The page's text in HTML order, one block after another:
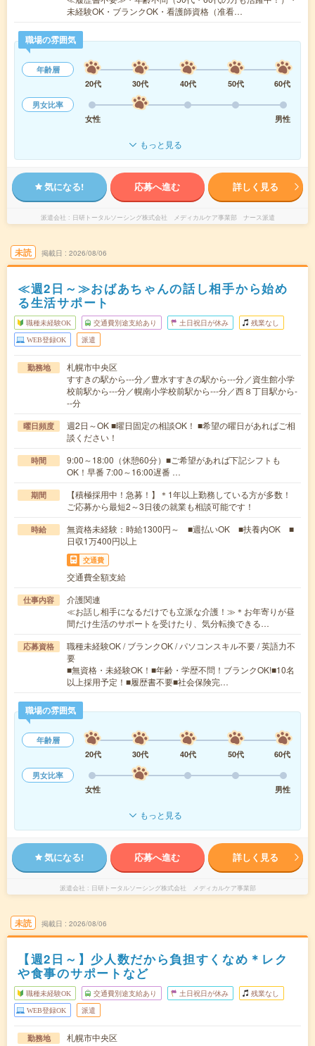
未経験OK・ブランクOK・看護師資格（准看…
職場の雰囲気
年齢層
20代
30代 40代 50代
60代
男女比率
女性
男性
もっと見る
気になる! 応募へ進む 詳しく見る
派遣会社 日研トータルソーシング株式会社 メディカルケア事業部 ナース派遣
未読 掲載日 2026/08/06
≪週2日～≫おばあちゃんの話し相手から始め
る生活サポート
職種未経験OK 交通費別途支給あり 土日祝日が休み 残業なし
WEB登録OK 派遣
勤務地
札幌市中央区
すすきの駅から---分／豊水すすきの駅から---分／資生館小学
校前駅から---分／幌南小学校前駅から---分／西８丁目駅から-
--分
曜日頻度
週2日～OK ■曜日固定の相談OK！ ■希望の曜日があればご相
談ください！
時間
9:00～18:00（休憩60分）■ご希望があれば下記シフトも
OK！早番 7:00～16:00遅番 …
期間
【積極採用中！急募！】＊1年以上勤務している方が多数！
ご応募から最短2～3日後の就業も相談可能です！
時給
無資格未経験：時給1300円～ ■週払いOK ■扶養内OK ■
日収1万400円以上
交通費
交通費全額支給
仕事内容
介護関連
≪お話し相手になるだけでも立派な介護！≫＊お年寄りが昼
間だけ生活のサポートを受けたり、気分転換できる…
応募資格
職種未経験OK / ブランクOK / パソコンスキル不要 / 英語力不
要
■無資格・未経験OK！■年齢・学歴不問！ブランクOK!■10名
以上採用予定！■履歴書不要■社会保険完…
職場の雰囲気
年齢層
20代
30代 40代 50代
60代
男女比率
女性
男性
もっと見る
気になる! 応募へ進む 詳しく見る
派遣会社 日研トータルソーシング株式会社 メディカルケア事業部
未読 掲載日 2026/08/06
【週2日～】少人数だから負担すくなめ＊レク
や食事のサポートなど
職種未経験OK 交通費別途支給あり 土日祝日が休み 残業なし
WEB登録OK 派遣
勤務地
札幌市中央区